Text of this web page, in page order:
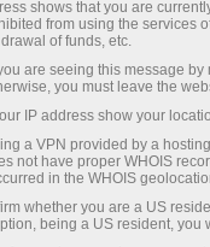
InstaForex
эга
елкаси,
спред ва
шунингдек
индекслар
учун қулай
Ҳар бир
30% бонус
Савдода
ва трассада
shows that you are
from using the services
of funds, etc.
are seeing this message
you must leave the
IP address show your
a VPN provided by a
not have proper WHOIS
in the WHOIS
whether you are a US
being a US resident, you